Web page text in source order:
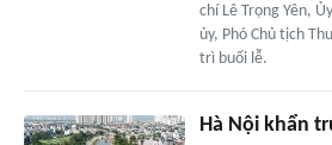
chí Lê Trọng Yên,
ủy, Phó Chủ tịch
trì buổi lễ.
Hà Nội khẩn